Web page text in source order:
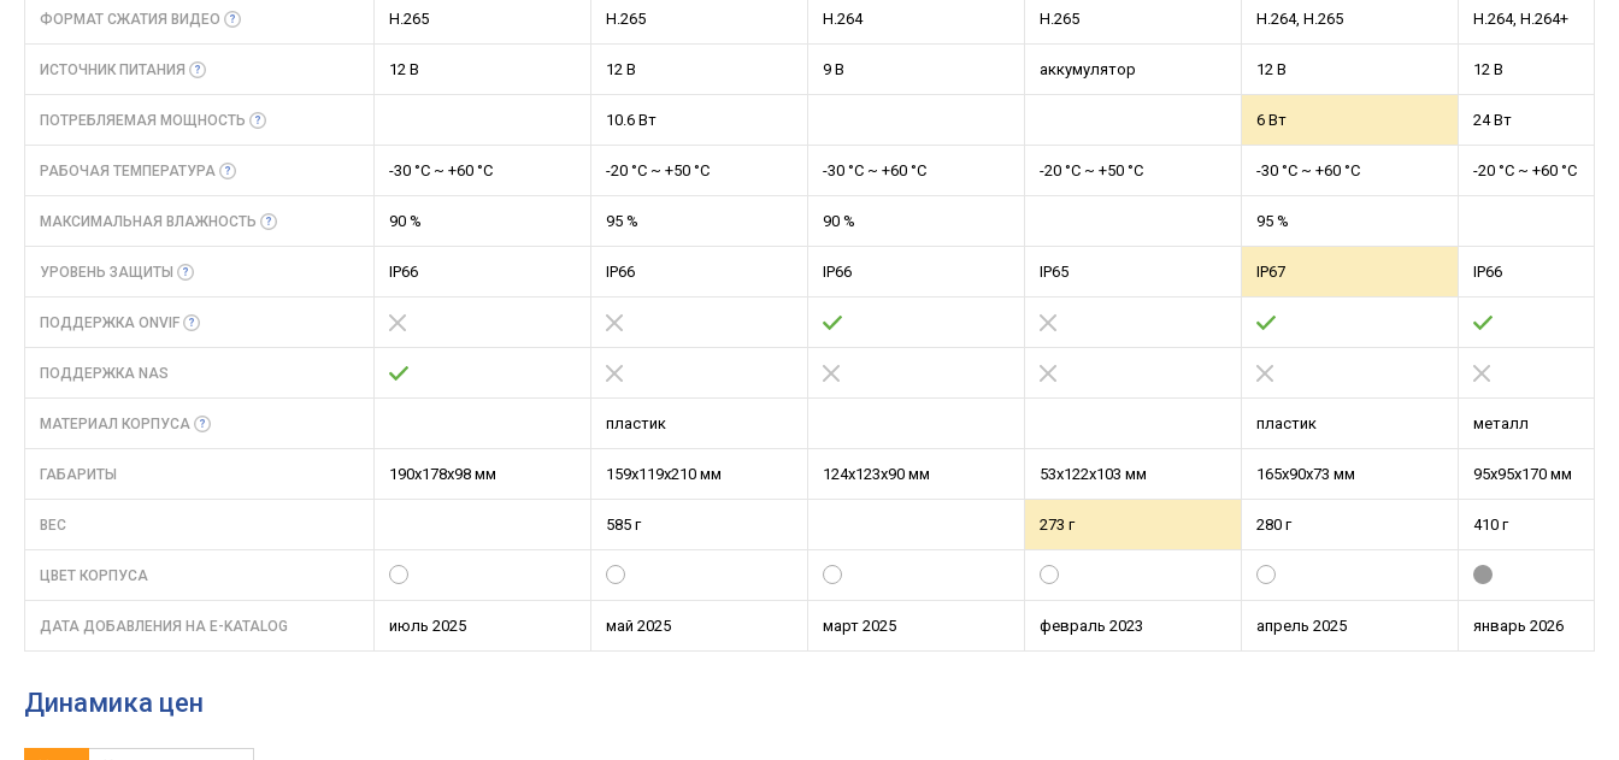
ФОРМАТ СЖАТИЯ ВИДЕО H.265 H.265 H.264 H.265 H.264, H.265 H.264, H.264+
ИСТОЧНИК ПИТАНИЯ 12 В 12 В 9 В аккумулятор 12 В 12 В
ПОТРЕБЛЯЕМАЯ МОЩНОСТЬ 10.6 Вт 6 Вт 24 Вт
РАБОЧАЯ ТЕМПЕРАТУРА -30 °C ~ +60 °С -20 °C ~ +50 °С -30 °C ~ +60 °С -20 °C ~ +50 °С -30 °C ~ +60 °С -20 °C ~ +60 °С
МАКСИМАЛЬНАЯ ВЛАЖНОСТЬ 90 % 95 % 90 % 95 %
УРОВЕНЬ ЗАЩИТЫ IP66 IP66 IP66 IP65 IP67 IP66
ПОДДЕРЖКА ONVIF
ПОДДЕРЖКА NAS
МАТЕРИАЛ КОРПУСА пластик пластик металл
ГАБАРИТЫ 190x178x98 мм 159x119x210 мм 124x123x90 мм 53x122x103 мм 165x90x73 мм 95х95х170 мм
ВЕС 585 г 273 г 280 г 410 г
ЦВЕТ КОРПУСА
ДАТА ДОБАВЛЕНИЯ НА E-KATALOG июль 2025 май 2025 март 2025 февраль 2023 апрель 2025 январь 2026
Динамика цен